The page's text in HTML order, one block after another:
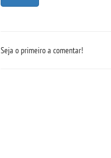
Seja o primeiro a comentar!